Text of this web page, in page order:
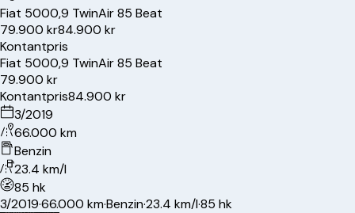
Fiat 5000,9 TwinAir 85 Beat
79.900 kr84.900 kr
Kontantpris
Fiat 5000,9 TwinAir 85 Beat
79.900 kr
Kontantpris84.900 kr
3/2019
66.000 km
Benzin
23.4 km/l
85 hk
3/2019·66.000 km·Benzin·23.4 km/l·85 hk